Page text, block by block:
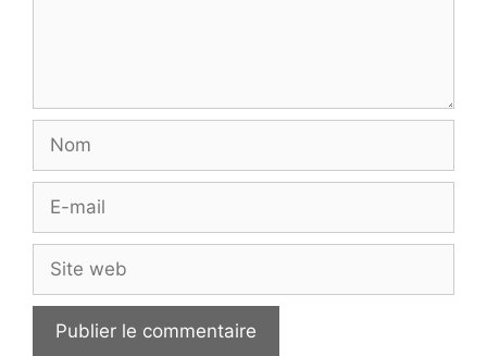
Nom
Site
web